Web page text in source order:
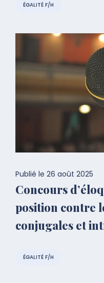
ÉGALITÉ F/H
Publié le 26 août 2025
Concours
position contre
conjugales et
ÉGALITÉ F/H